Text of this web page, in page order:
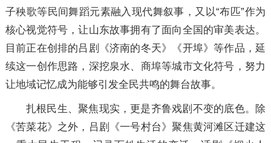
子秧歌等民间舞蹈元素融入现代舞叙事，又以“布匹”作为
核心视觉符号，让山东故事拥有了面向全国的审美表达。
目前正在创排的吕剧《济南的冬天》《开埠》等作品，延
续这一创作思路，深挖泉水、商埠等城市文化符号，努力
让地域记忆成为能够引发全民共鸣的舞台故事。
扎根民生、聚焦现实，更是齐鲁戏剧不变的底色。除
《苦菜花》之外，吕剧《一号村台》聚焦黄河滩区迁建这